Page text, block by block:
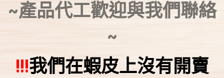
~產品代工歡迎與我們聯絡
~
!!!我們在蝦皮上沒有開賣